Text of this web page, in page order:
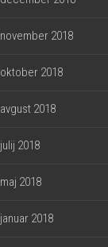
november 2018
oktober 2018
avgust 2018
julij 2018
maj 2018
januar 2018